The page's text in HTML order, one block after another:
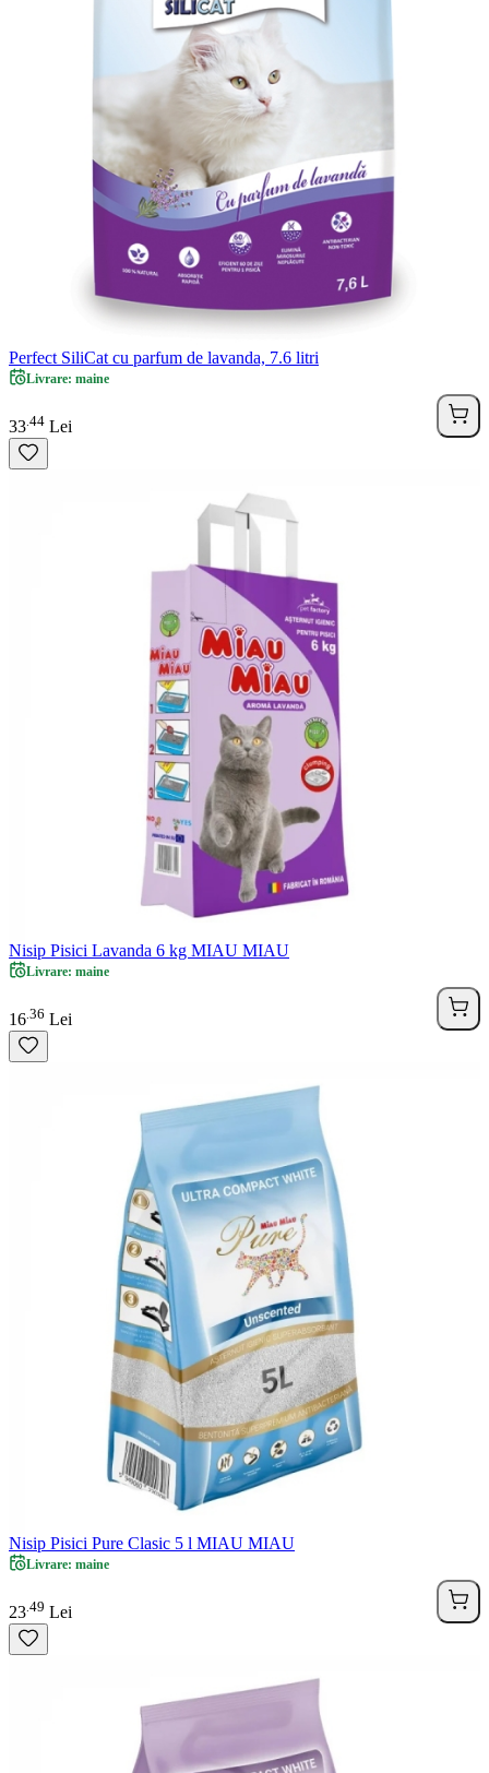
Perfect SiliCat cu parfum de lavanda, 7.6 litri
Livrare: maine
33 44 Lei
Nisip Pisici Lavanda 6 kg MIAU MIAU
Livrare: maine
16 36 Lei
Nisip Pisici Pure Clasic 5 l MIAU MIAU
Livrare: maine
23 49 Lei